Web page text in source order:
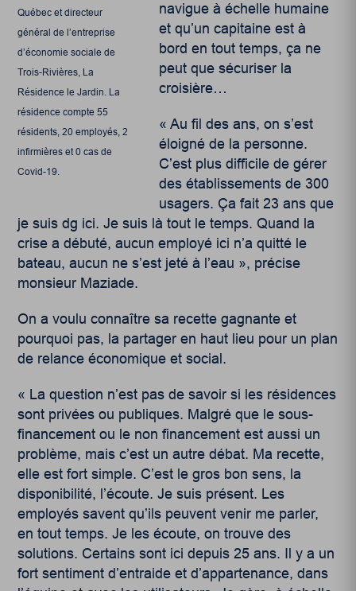
Québec et directeur
général de l’entreprise
d’économie sociale de
Trois-Rivières, La
Résidence le Jardin. La
résidence compte 55
résidents, 20 employés, 2
infirmières et 0 cas de
Covid-19.
navigue à échelle humaine
et qu’un capitaine est à
bord en tout temps, ça ne
peut que sécuriser la
croisière…
« Au fil des ans, on s’est
éloigné de la personne.
C’est plus difficile de gérer
des établissements de 300
usagers. Ça fait 23 ans que
je suis dg ici. Je suis là tout le temps. Quand la
crise a débuté, aucun employé ici n’a quitté le
bateau, aucun ne s’est jeté à l’eau », précise
monsieur Maziade.
On a voulu connaître sa recette gagnante et
pourquoi pas, la partager en haut lieu pour un plan
de relance économique et social.
« La question n’est pas de savoir si les résidences
sont privées ou publiques. Malgré que le sous-
financement ou le non financement est aussi un
problème, mais c’est un autre débat. Ma recette,
elle est fort simple. C’est le gros bon sens, la
disponibilité, l’écoute. Je suis présent. Les
employés savent qu’ils peuvent venir me parler,
en tout temps. Je les écoute, on trouve des
solutions. Certains sont ici depuis 25 ans. Il y a un
fort sentiment d’entraide et d’appartenance, dans